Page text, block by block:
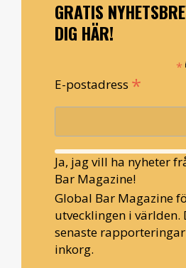
GRATIS
DIG HÄR!
*
E-postadress *
Ja, jag vill ha nyheter
Bar Magazine!
Global Bar Magazine
utvecklingen i världen.
senaste
inkorg.